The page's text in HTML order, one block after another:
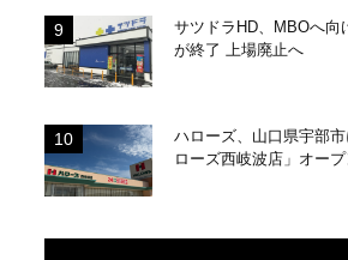
サツドラHD、MBOへ向
が終了 上場廃止へ
ハローズ、山口県宇部
ローズ西岐波店」オープ